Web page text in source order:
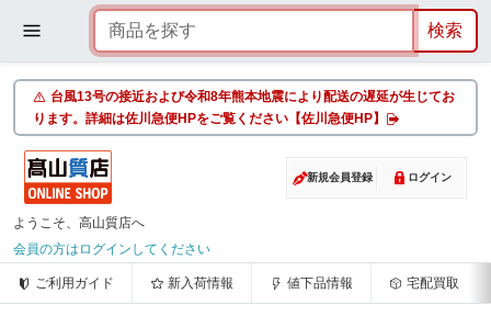
台風13号の接近および令和8年熊本地震により配送の遅延が生じてお
ります。詳細は佐川急便HPをご覧ください【佐川急便HP】
新規会員登録 ログイン
ようこそ、高山質店へ
会員の方はログインしてください
ご利用ガイド 新入荷情報 値下品情報 宅配買取